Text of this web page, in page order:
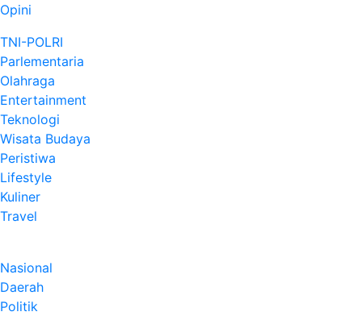
Opini
TNI-POLRI
Parlementaria
Olahraga
Entertainment
Teknologi
Wisata Budaya
Peristiwa
Lifestyle
Kuliner
Travel
Nasional
Daerah
Politik